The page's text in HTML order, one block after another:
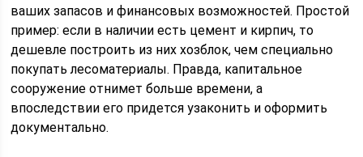
ваших запасов и финансовых возможностей. Простой
пример: если в наличии есть цемент и кирпич, то
дешевле построить из них хозблок, чем специально
покупать лесоматериалы. Правда, капитальное
сооружение отнимет больше времени, а
впоследствии его придется узаконить и оформить
документально.